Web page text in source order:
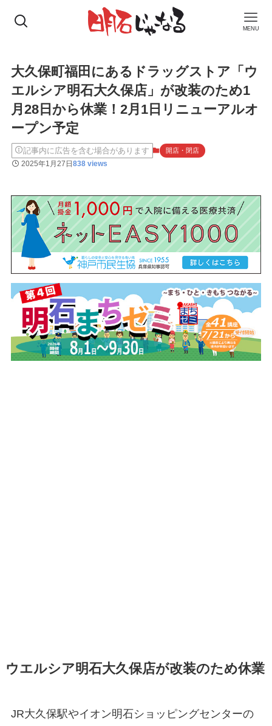
MENU
大久保町福田にあるドラッグストア「ウ
エルシア明石大久保店」が改装のため1
月28日から休業！2月1日リニューアルオ
ープン予定
記事内に広告を含む場合があります 開店・閉店
2025年1月27日838 views
ウエルシア明石大久保店が改装のため休業
JR大久保駅やイオン明石ショッピングセンターの